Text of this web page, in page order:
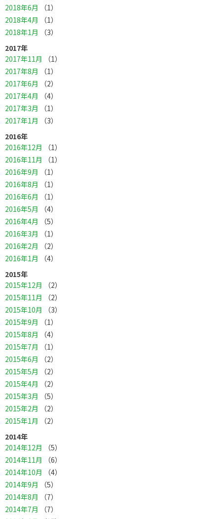
2018年6月
（1）
2018年4月
（1）
2018年1月
（3）
2017年
2017年11月
（1）
2017年8月
（1）
2017年6月
（2）
2017年4月
（4）
2017年3月
（1）
2017年1月
（3）
2016年
2016年12月
（1）
2016年11月
（1）
2016年9月
（1）
2016年8月
（1）
2016年6月
（1）
2016年5月
（4）
2016年4月
（5）
2016年3月
（1）
2016年2月
（2）
2016年1月
（4）
2015年
2015年12月
（2）
2015年11月
（2）
2015年10月
（3）
2015年9月
（1）
2015年8月
（4）
2015年7月
（1）
2015年6月
（2）
2015年5月
（2）
2015年4月
（2）
2015年3月
（5）
2015年2月
（2）
2015年1月
（2）
2014年
2014年12月
（5）
2014年11月
（6）
2014年10月
（4）
2014年9月
（5）
2014年8月
（7）
2014年7月
（7）